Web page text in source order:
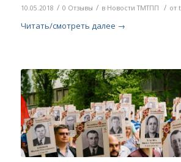
10.05.2018 / 0 Отзывы / в Новости ТМТПП / от
Читать/смотреть далее →